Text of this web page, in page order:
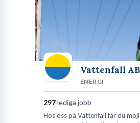
på DLA Piper erbjuda våra
effektiv och
expertis. På vårt kontor i
vi idag drygt 240 medarbetare.
Vattenfall AB
ENERGI
297lediga jobb
Hos oss på Vattenfall får du